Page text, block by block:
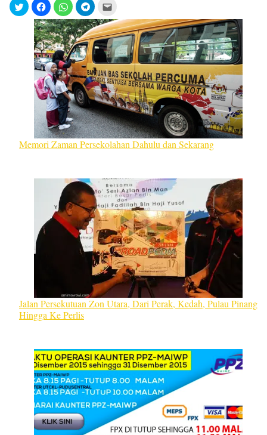
Memori Zaman Persekolahan Dahulu dan Sekarang
Jalan Persekutuan Zon Utara, Dari Perak, Kedah, Pulau Pinang
Hingga Ke Perlis